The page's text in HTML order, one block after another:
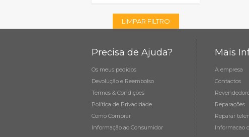
LIMPAR FILTRO
Precisa de Ajuda?
Os meus pedidos
Devolução e Reembolso
Termos & Condições
Política de Privacidade
Como Comprar
Informação ao Consumidor
Mais
A empresa
Contactos
Reparações
Reparar
Informacao